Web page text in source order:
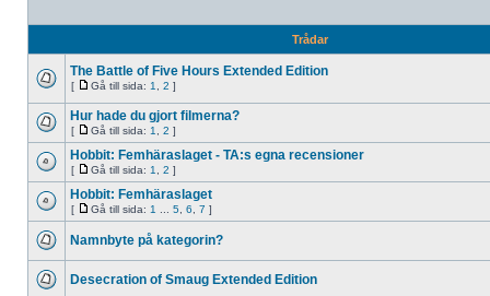
Trådar
The Battle of Five Hours Extended Edition
[ Gå till sida: 1 2 ]
Hur hade du gjort filmerna?
[ Gå till sida: 1 2 ]
Hobbit: Femhäraslaget - TA:s egna recensioner
[ Gå till sida: 1 2 ]
Hobbit: Femhäraslaget
[ Gå till sida: 1 5 6 7 ]
Namnbyte på kategorin?
Desecration of Smaug Extended Edition